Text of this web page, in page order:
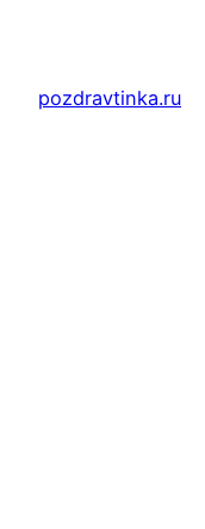
содержимому
pozdravtinka.ru